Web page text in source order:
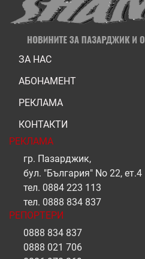
ЗА НАС
АБОНАМЕНТ
РЕКЛАМА
КОНТАКТИ
РЕКЛАМА
гр. Пазарджик,
бул. "България" No 22, ет.4
тел. 0884 223 113
тел. 0888 834 837
РЕПОРТЕРИ
0888 834 837
0888 021 706